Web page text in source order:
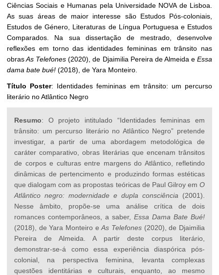
Ciências Sociais e Humanas pela Universidade NOVA de Lisboa.
As suas áreas de maior interesse são Estudos Pós-coloniais,
Estudos de Género, Literaturas de Língua Portuguesa e Estudos
Comparados. Na sua dissertação de mestrado, desenvolve
reflexões em torno das identidades femininas em trânsito nas
obrasAs Telefones (2020), de Djaimilia Pereira de Almeida eEssa
dama bate bué! (2018), de Yara Monteiro.
Título Poster: Identidades femininas em trânsito: um percurso
literário no Atlântico Negro
Resumo: O projeto intitulado “Identidades femininas em
trânsito: um percurso literário no Atlântico Negro” pretende
investigar, a partir de uma abordagem metodológica de
caráter comparativo, obras literárias que encenam trânsitos
de corpos e culturas entre margens do Atlântico, refletindo
dinâmicas de pertencimento e produzindo formas estéticas
que dialogam com as propostas teóricas de Paul Gilroy em O
Atlântico negro: modernidade e dupla consciência (2001).
Nesse âmbito, propõe-se uma análise crítica de dois
romances contemporâneos, a saber, Essa Dama Bate Bué!
(2018), de Yara Monteiro eAs Telefones (2020), de Djaimilia
Pereira de Almeida. A partir deste corpus literário,
demonstrar-se-á como essa experiência diaspórica pós-
colonial, na perspectiva feminina, levanta complexas
questões identitárias e culturais, enquanto, ao mesmo